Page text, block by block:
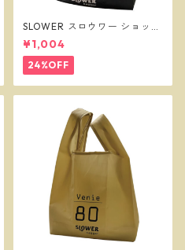
SLOWER スロウワー ショッパ
ーバッグ ビーニー L ブラック
SLW255
¥1,004
24%OFF